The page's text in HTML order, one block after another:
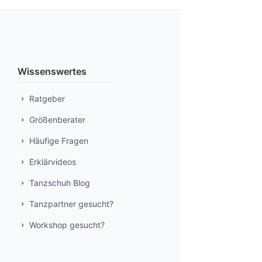
Wissenswertes
Ratgeber
Größenberater
Häufige Fragen
Erklärvideos
Tanzschuh Blog
Tanzpartner gesucht?
Workshop gesucht?